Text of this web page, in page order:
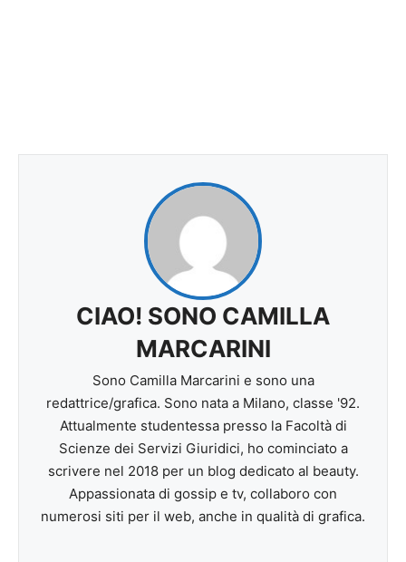
CIAO! SONO CAMILLA
MARCARINI
Sono Camilla Marcarini e sono una
redattrice/grafica. Sono nata a Milano, classe '92.
Attualmente studentessa presso la Facoltà di
Scienze dei Servizi Giuridici, ho cominciato a
scrivere nel 2018 per un blog dedicato al beauty.
Appassionata di gossip e tv, collaboro con
numerosi siti per il web, anche in qualità di grafica.